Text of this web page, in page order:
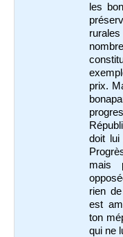
les
prix.
doit lui
mais
rien
est
ton
qui ne